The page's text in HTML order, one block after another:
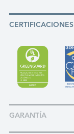
CERTIFICACIONES
GARANTÍA